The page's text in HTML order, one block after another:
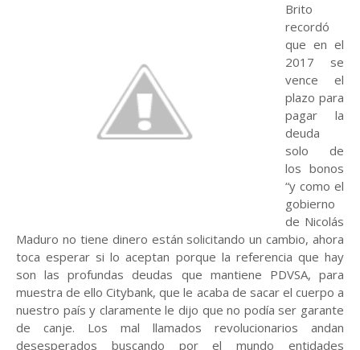
Brito
recordó
que en el
2017 se
vence el
plazo para
pagar la
deuda
solo de
los bonos
“y como el
gobierno
de Nicolás
Maduro no tiene dinero están solicitando un cambio, ahora
toca esperar si lo aceptan porque la referencia que hay
son las profundas deudas que mantiene PDVSA, para
muestra de ello Citybank, que le acaba de sacar el cuerpo a
nuestro país y claramente le dijo que no podía ser garante
de canje. Los mal llamados revolucionarios andan
desesperados buscando por el mundo entidades